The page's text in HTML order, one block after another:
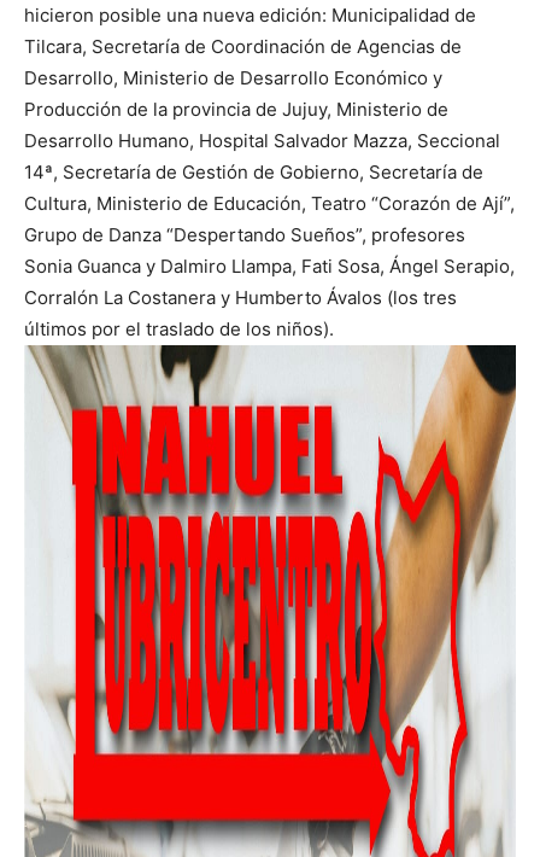
hicieron posible una nueva edición: Municipalidad de
Tilcara, Secretaría de Coordinación de Agencias de
Desarrollo, Ministerio de Desarrollo Económico y
Producción de la provincia de Jujuy, Ministerio de
Desarrollo Humano, Hospital Salvador Mazza, Seccional
14ª, Secretaría de Gestión de Gobierno, Secretaría de
Cultura, Ministerio de Educación, Teatro “Corazón de Ají”,
Grupo de Danza “Despertando Sueños”, profesores
Sonia Guanca y Dalmiro Llampa, Fati Sosa, Ángel Serapio,
Corralón La Costanera y Humberto Ávalos (los tres
últimos por el traslado de los niños).